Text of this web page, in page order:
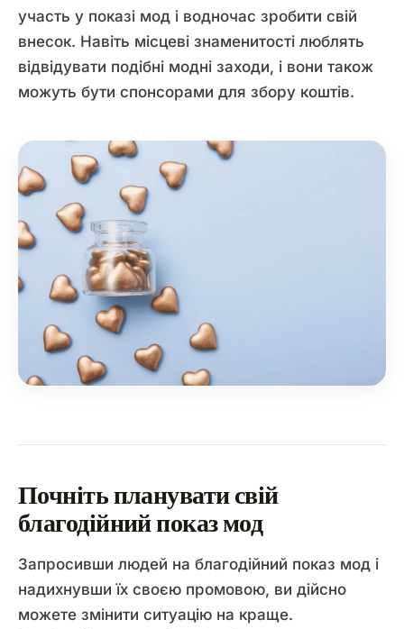
участь у показі мод і водночас зробити свій
внесок. Навіть місцеві знаменитості люблять
відвідувати подібні модні заходи, і вони також
можуть бути спонсорами для збору коштів.
Почніть планувати свій
благодійний показ мод
Запросивши людей на благодійний показ мод і
надихнувши їх своєю промовою, ви дійсно
можете змінити ситуацію на краще.